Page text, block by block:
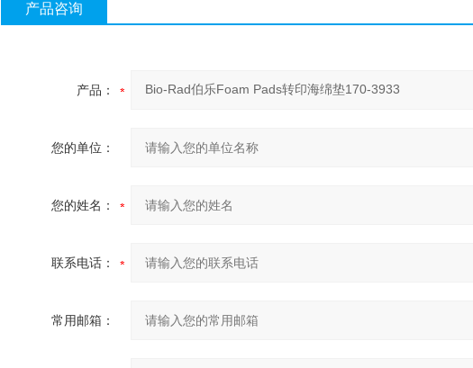
产品咨询
产品：
您的单位：
您的姓名：
联系电话：
常用邮箱：